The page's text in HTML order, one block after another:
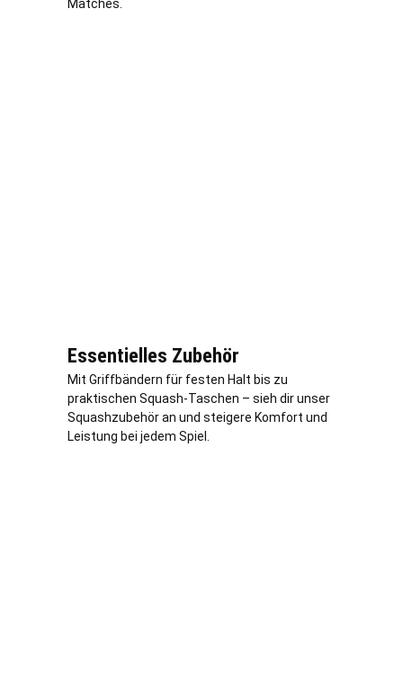
Matches.
Essentielles Zubehör
Mit Griffbändern für festen Halt bis zu
praktischen Squash-Taschen – sieh dir unser
Squashzubehör an und steigere Komfort und
Leistung bei jedem Spiel.